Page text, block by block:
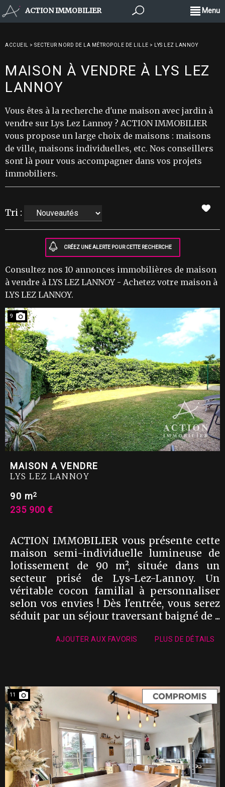
ACTION IMMOBILIER Menu
ACCUEIL > SECTEUR NORD DE LA MÉTROPOLE DE LILLE > LYS LEZ LANNOY
MAISON À VENDRE À LYS LEZ
LANNOY
Vous êtes à la recherche d'une maison avec jardin à
vendre sur Lys Lez Lannoy ? ACTION IMMOBILIER
vous propose un large choix de maisons : maisons
de ville, maisons individuelles, etc. Nos conseillers
sont là pour vous accompagner dans vos projets
immobiliers.
Tri :
Consultez nos 10 annonces immobilières de maison
à vendre à LYS LEZ LANNOY - Achetez votre maison à
LYS LEZ LANNOY.
9
MAISON A VENDRE
LYS LEZ LANNOY
90 m2
235 900 €
ACTION IMMOBILIER vous présente cette
maison semi-individuelle lumineuse de
lotissement de 90 m², située dans un
secteur prisé de Lys-Lez-Lannoy. Un
véritable cocon familial à personnaliser
selon vos envies ! Dès l'entrée, vous serez
séduit par un séjour traversant baigné de ...
AJOUTER AUX FAVORIS PLUS DE DÉTAILS
11